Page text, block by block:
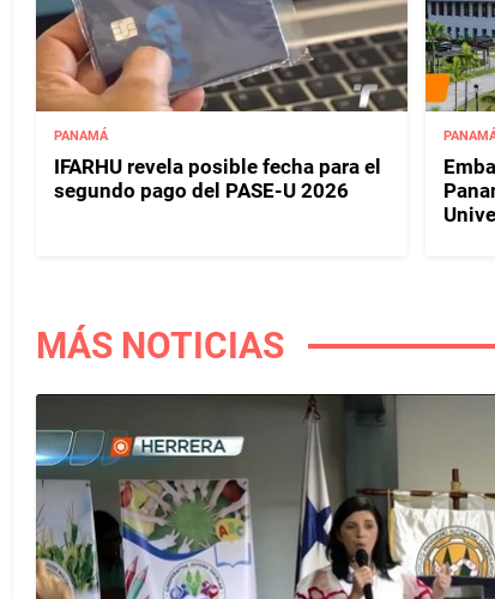
PANAMÁ
IFARHU revela posible fecha para el
segundo pago del PASE-U 2026
MÁS NOTICIAS